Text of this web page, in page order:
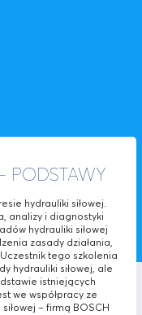
PODSTAWY
hydrauliki siłowej.
analizy i diagnostyki
hydrauliki siłowej
zasady działania,
tego szkolenia
hydrauliki siłowej, ale
istniejących
we współpracy ze
– firmą BOSCH